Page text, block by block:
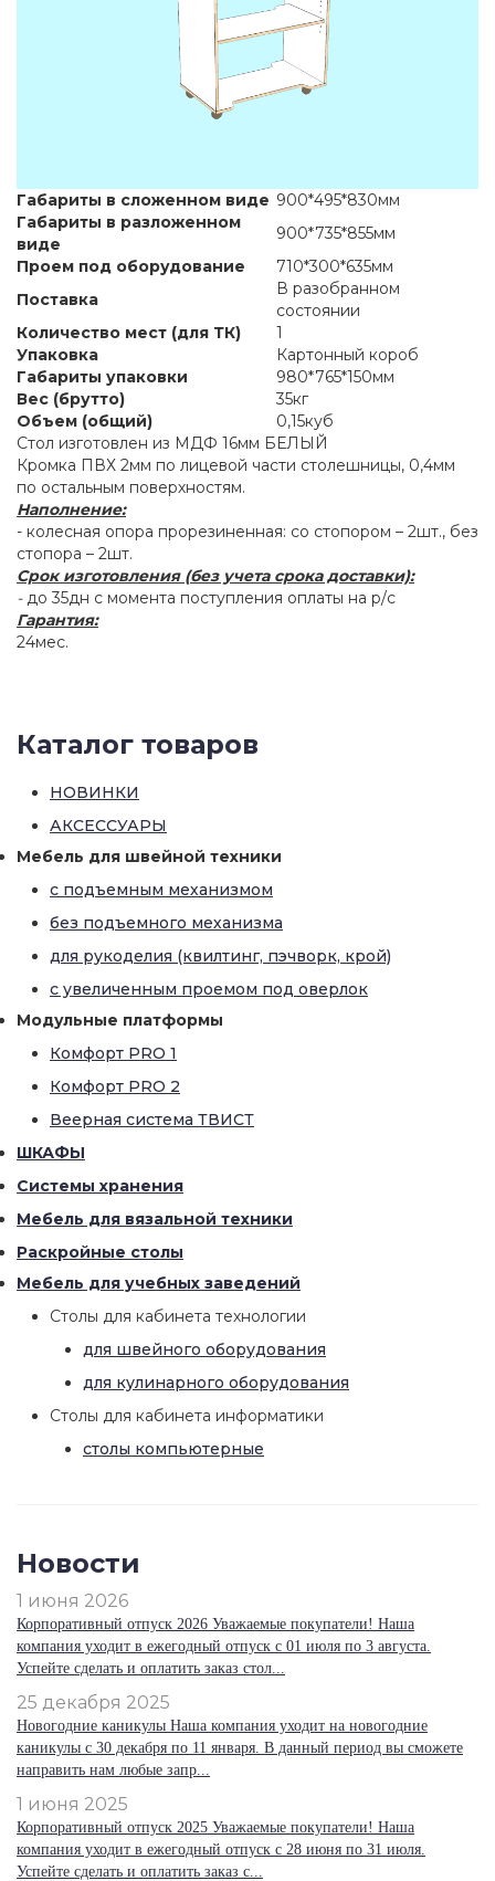
Габариты в сложенном виде 900*495*830мм
Габариты в разложенном
виде
900*735*855мм
Проем под оборудование
710*300*635мм
Поставка
В разобранном
состоянии
Количество мест (для ТК)
1
Упаковка
Картонный короб
Габариты упаковки
980*765*150мм
Вес (брутто)
35кг
Объем (общий)
0,15куб
Стол изготовлен из МДФ 16мм БЕЛЫЙ
Кромка ПВХ 2мм по лицевой части столешницы, 0,4мм
по остальным поверхностям.
Наполнение:
- колесная опора прорезиненная: со стопором – 2шт., без
стопора – 2шт.
Срок изготовления (без учета срока доставки):
- до 35дн с момента поступления оплаты на р/с
Гарантия:
24мес.
Каталог товаров
НОВИНКИ
АКСЕССУАРЫ
Мебель для швейной техники
с подъемным механизмом
без подъемного механизма
для рукоделия (квилтинг, пэчворк, крой)
с увеличенным проемом под оверлок
Модульные платформы
Комфорт PRO 1
Комфорт PRO 2
Веерная система ТВИСТ
ШКАФЫ
Системы хранения
Мебель для вязальной техники
Раскройные столы
Мебель для учебных заведений
Столы для кабинета технологии
для швейного оборудования
для кулинарного оборудования
Столы для кабинета информатики
столы компьютерные
Новости
1 июня 2026
Корпоративный отпуск 2026 Уважаемые покупатели! Наша
компания уходит в ежегодный отпуск с 01 июля по 3 августа.
Успейте сделать и оплатить заказ стол...
25 декабря 2025
Новогодние каникулы Наша компания уходит на новогодние
каникулы с 30 декабря по 11 января. В данный период вы сможете
направить нам любые запр...
1 июня 2025
Корпоративный отпуск 2025 Уважаемые покупатели! Наша
компания уходит в ежегодный отпуск с 28 июня по 31 июля.
Успейте сделать и оплатить заказ с...